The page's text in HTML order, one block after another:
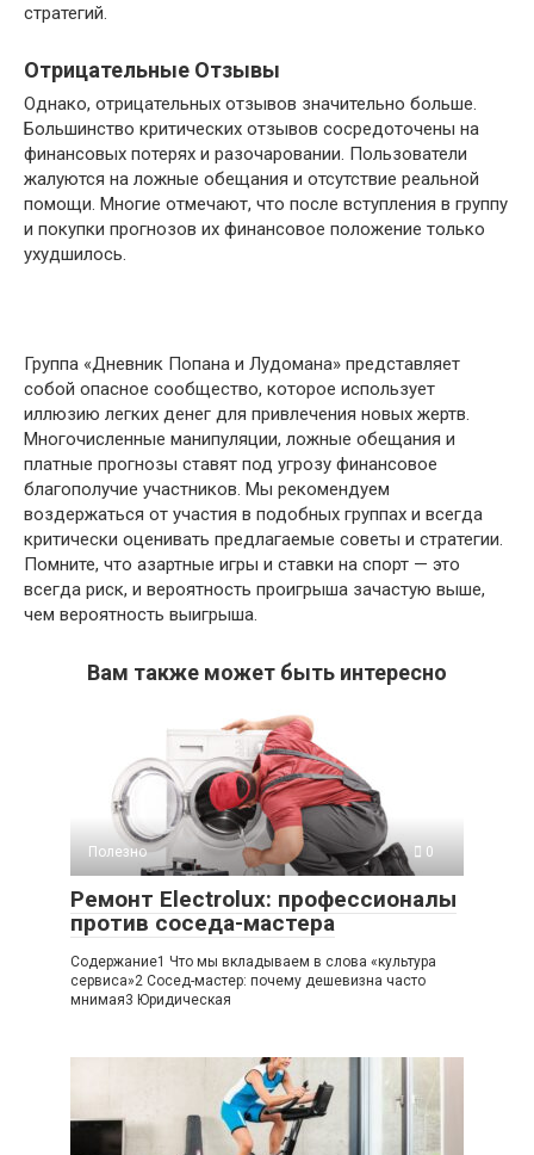
стратегий.
Отрицательные Отзывы
Однако, отрицательных отзывов значительно больше.
Большинство критических отзывов сосредоточены на
финансовых потерях и разочаровании. Пользователи
жалуются на ложные обещания и отсутствие реальной
помощи. Многие отмечают, что после вступления в группу
и покупки прогнозов их финансовое положение только
ухудшилось.
Группа «Дневник Попана и Лудомана» представляет
собой опасное сообщество, которое использует
иллюзию легких денег для привлечения новых жертв.
Многочисленные манипуляции, ложные обещания и
платные прогнозы ставят под угрозу финансовое
благополучие участников. Мы рекомендуем
воздержаться от участия в подобных группах и всегда
критически оценивать предлагаемые советы и стратегии.
Помните, что азартные игры и ставки на спорт — это
всегда риск, и вероятность проигрыша зачастую выше,
чем вероятность выигрыша.
Вам также может быть интересно
Полезно 0
Ремонт Electrolux: профессионалы
против соседа-мастера
Содержание1 Что мы вкладываем в слова «культура
сервиса»2 Сосед-мастер: почему дешевизна часто
мнимая3 Юридическая